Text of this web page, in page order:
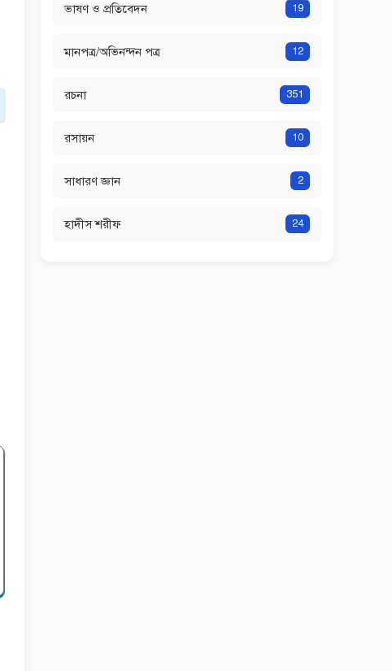
ভাষণ ও প্রতিবেদন 19
মানপত্র/অভিনন্দন পত্র 12
রচনা 351
রসায়ন 10
সাধারণ জ্ঞান 2
হাদীস শরীফ 24